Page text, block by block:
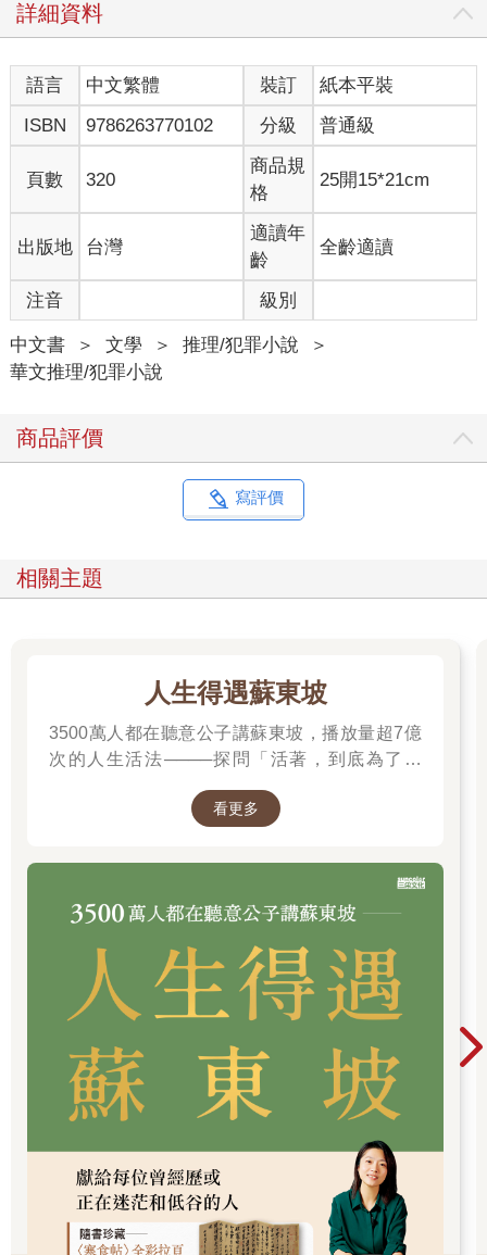
詳細資料
語言 中文繁體 裝訂
紙本平裝
ISBN
9786263770102 分級 普通級
頁數 320
商品規
格
25開15*21cm
出版地 台灣
適讀年
齡
全齡適讀
注音 級別
中文書 ＞ 文學 ＞ 推理/犯罪小說
＞
華文推理/犯罪小說
商品評價
寫評價
相關主題
人生得遇蘇東坡
3500萬人都在聽意公子講蘇東坡，播放量超7億
次的人生活法────探問「活著，到底為了什
看更多